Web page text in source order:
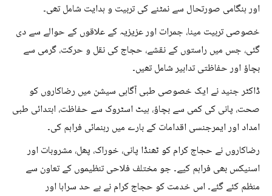
اور ہنگامی صورتحال سے نمٹنے کی تربیت و ہدایت شامل تھی۔
خصوصی تربیت مینا، جمرات اور عزیزیہ کے علاقوں کے حوالے سے دی
گئی، جس میں راستوں کے نقشے، حجاج کی نقل و حرکت، گرمی سے
بچاؤ اور حفاظتی تدابیر شامل تھیں۔
ڈاکٹر جنید نے ایک خصوصی طبی آگاہی سیشن میں رضاکاروں کو
صحت، پانی کی کمی سے بچاؤ، ہیٹ اسٹروک سے حفاظت، ابتدائی طبی
امداد اور ایمرجنسی اقدامات کے بارے میں رہنمائی فراہم کی۔
رضاکاروں نے حجاج کرام کو ٹھنڈا پانی، خوراک، پھل، مشروبات اور
اسنیکس بھی فراہم کیے۔ جو مختلف فلاحی تنظیموں کے تعاون سے
منظم کئے گئے۔ اس خدمت کو حجاج کرام نے بے حد سراہا اور